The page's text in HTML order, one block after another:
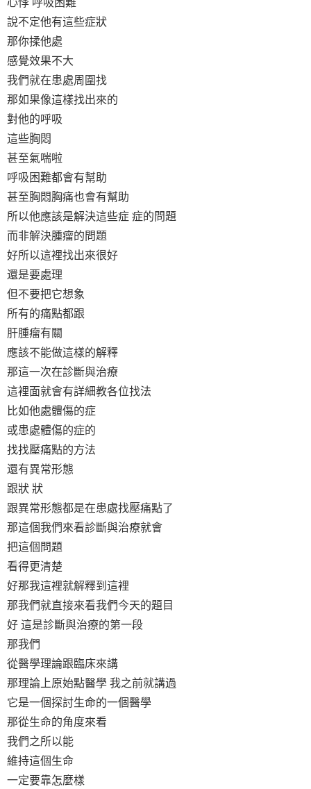
心悸 呼吸困難
說不定他有這些症狀
那你揉他處
感覺效果不大
我們就在患處周圍找
那如果像這樣找出來的
對他的呼吸
這些胸悶
甚至氣喘啦
呼吸困難都會有幫助
甚至胸悶胸痛也會有幫助
所以他應該是解決這些症 症的問題
而非解決腫瘤的問題
好所以這裡找出來很好
還是要處理
但不要把它想象
所有的痛點都跟
肝腫瘤有關
應該不能做這樣的解釋
那這一次在診斷與治療
這裡面就會有詳細教各位找法
比如他處體傷的症
或患處體傷的症的
找找壓痛點的方法
還有異常形態
跟狀 狀
跟異常形態都是在患處找壓痛點了
那這個我們來看診斷與治療就會
把這個問題
看得更清楚
好那我這裡就解釋到這裡
那我們就直接來看我們今天的題目
好 這是診斷與治療的第一段
那我們
從醫學理論跟臨床來講
那理論上原始點醫學 我之前就講過
它是一個探討生命的一個醫學
那從生命的角度來看
我們之所以能
維持這個生命
一定要靠怎麼樣